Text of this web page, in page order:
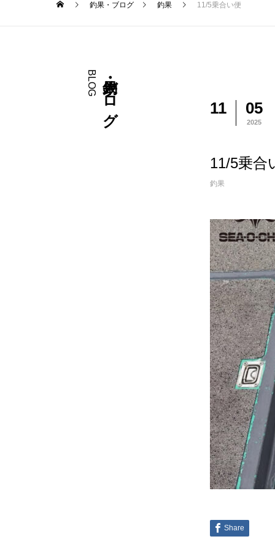
釣果・ブログ 釣果 11/5乗合い便
釣果・ブログ
BLOG
11 05
2025
11/5乗合
釣果
Share